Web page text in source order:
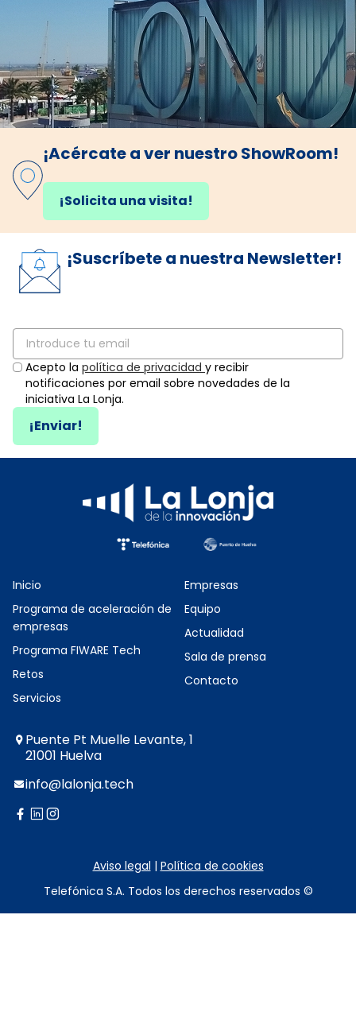
¡Acércate a ver nuestro ShowRoom!
¡Solicita una visita!
¡Suscríbete a nuestra Newsletter!
Acepto la política de privacidad y recibir
notificaciones por email sobre novedades de la
iniciativa La Lonja.
¡Enviar!
Inicio
Programa de aceleración de
empresas
Programa FIWARE Tech
Retos
Servicios
Empresas
Equipo
Actualidad
Sala de prensa
Contacto
Puente Pt Muelle Levante, 1
21001 Huelva
info@lalonja.tech
twitter
facebook
linkedin
Aviso legal | Política de cookies
Telefónica S.A. Todos los derechos reservados ©